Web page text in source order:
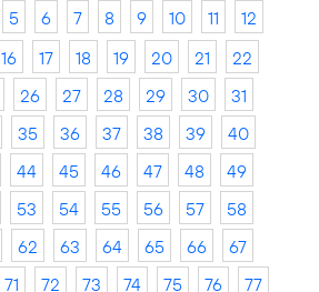
5 6 7 8 9 10 11
12
16 17 18 19 20 21
22
26 27 28 29 30
31
35 36 37 38 39
40
44 45 46 47 48
49
53 54 55 56 57
58
62 63 64 65 66
67
71 72 73 74 75 76 77